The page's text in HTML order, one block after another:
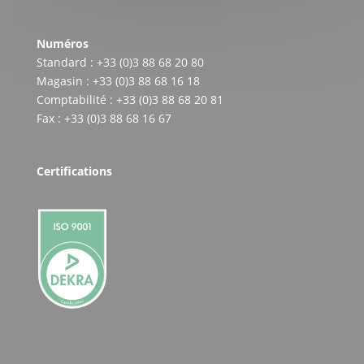
Numéros
Standard : +33 (0)3 88 68 20 80
Magasin : +33 (0)3 88 68 16 18
Comptabilité : +33 (0)3 88 68 20 81
Fax : +33 (0)3 88 68 16 67
Certifications